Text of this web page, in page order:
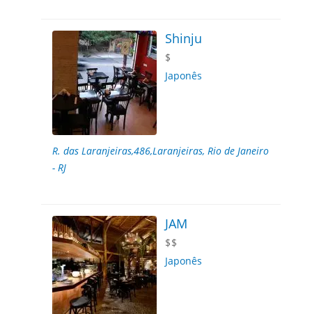
Shinju
$
Japonês
R. das Laranjeiras,486,Laranjeiras, Rio de Janeiro
- RJ
JAM
$$
Japonês